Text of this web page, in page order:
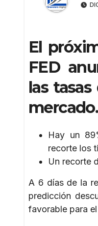
El
FED
las
mercado.
Hay un
recorte los
Un recorte
A 6 días de la
predicción
favorable para